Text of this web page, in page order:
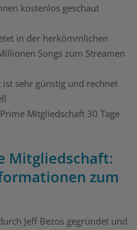
kostenlos geschaut
in der herkömmlichen
Songs zum Streamen
ist sehr günstig und rechnet
Mitgliedschaft 30 Tage
Mitgliedschaft:
zum
Jeff Bezos gegründet und